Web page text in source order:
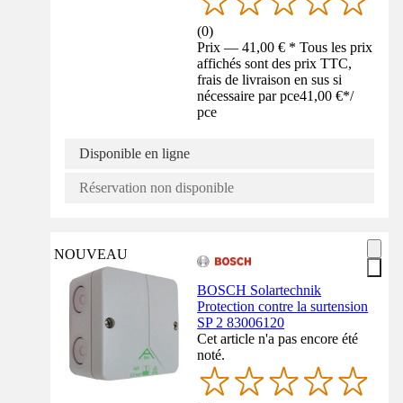
(0)
Prix — 41,00 € * Tous les prix
affichés sont des prix TTC,
frais de livraison en sus si
nécessaire par pce41,00 €*/
pce
Disponible en ligne
Réservation non disponible
NOUVEAU
BOSCH Solartechnik
Protection contre la surtension
SP 2 83006120
Cet article n'a pas encore été
noté.